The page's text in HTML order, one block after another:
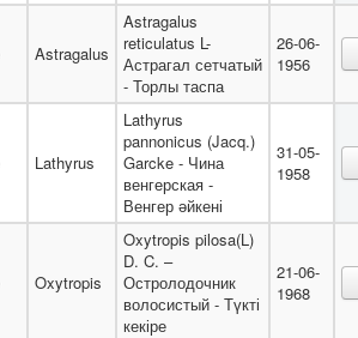
Astragalus
Astragalus
reticulatus L-
Астрагал сетчатый
- Торлы таспа
26-06-
1956
Lathyrus
Lathyrus
pannonicus (Jacq.)
Garcke - Чина
венгерская -
Венгер әйкені
31-05-
1958
Oxytropis
Oxytropis pilosa(L)
D. C. –
Остролодочник
волосистый - Түкті
кекіре
21-06-
1968